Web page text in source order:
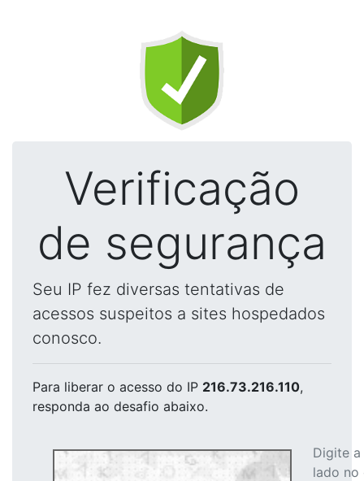
Verificação
de segurança
Seu IP fez diversas tentativas de
acessos suspeitos a sites hospedados
conosco.
Para liberar o acesso do IP 216.73.216.110,
responda ao desafio abaixo.
Digite
lado no